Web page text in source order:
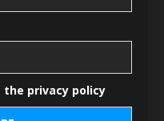
the privacy policy